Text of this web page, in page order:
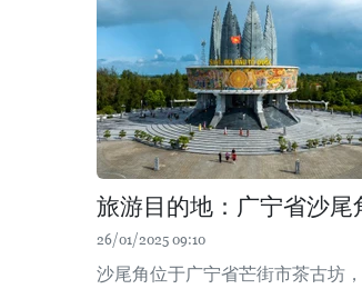
旅游目的地：广宁省沙尾
26/01/2025 09:10
沙尾角位于广宁省芒街市茶古坊